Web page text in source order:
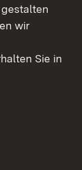
wir
Sie in